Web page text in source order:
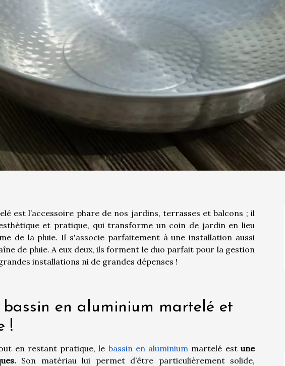
est l’accessoire phare de nos jardins, terrasses et balcons ; il
et pratique, qui transforme un coin de jardin en lieu
de la pluie. Il s'associe parfaitement à une installation aussi
de pluie. A eux deux, ils forment le duo parfait pour la gestion
installations ni de grandes dépenses !
en aluminium martelé et
!
en restant pratique, le bassin en aluminium martelé estune
Son matériau lui permet d’être particulièrement solide,